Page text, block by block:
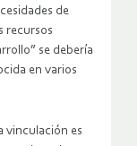
de
recursos
se debería
en varios
vinculación es